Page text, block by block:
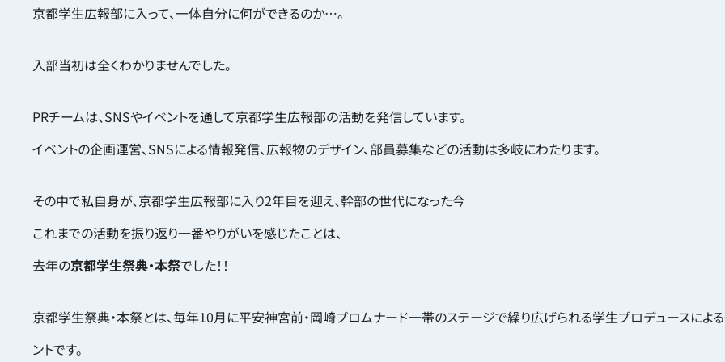
京都学生広報部に入って、一体自分に何ができるのか…。
入部当初は全くわかりませんでした。
PRチームは、SNSやイベントを通して京都学生広報部の活動を発信しています。
イベントの企画運営、SNSによる情報発信、広報物のデザイン、部員募集などの活動は多岐にわたります。
その中で私自身が、京都学生広報部に入り2年目を迎え、幹部の世代になった今
これまでの活動を振り返り一番やりがいを感じたことは、
去年の京都学生祭典・本祭でした！！
京都学生祭典・本祭とは、毎年10月に平安神宮前・岡崎プロムナード一帯のステージで繰り広げられる学生プロデュースによ
ントです。